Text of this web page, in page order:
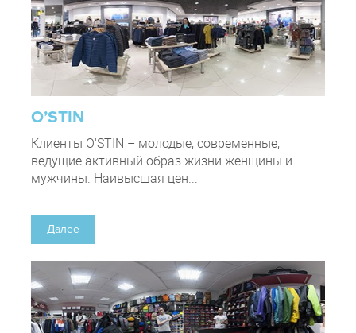
O’STIN
Клиенты O'STIN – молодые, современные,
ведущие активный образ жизни женщины и
мужчины. Наивысшая цен...
Далее